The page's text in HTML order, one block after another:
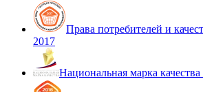
Права потребителей и
2017
Национальная марка качества